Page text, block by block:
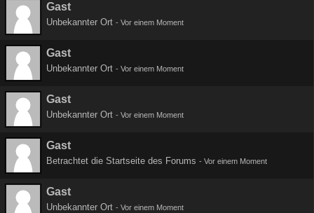
Gast
Unbekannter Ort - Vor einem Moment
Gast
Unbekannter Ort - Vor einem Moment
Gast
Unbekannter Ort - Vor einem Moment
Gast
Betrachtet die Startseite des Forums - Vor einem Moment
Gast
Unbekannter Ort - Vor einem Moment